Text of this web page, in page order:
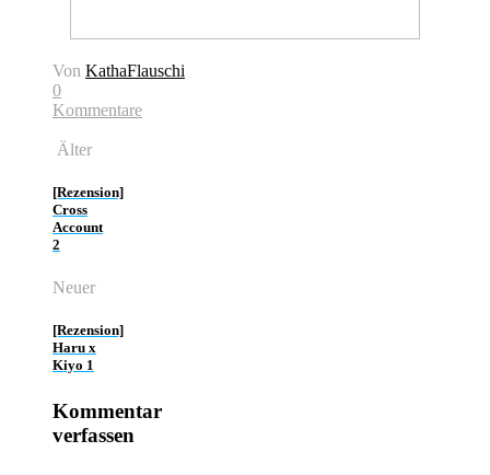
Von KathaFlauschi
0
Kommentare
Älter
[Rezension]
Cross
Account
2
Neuer
[Rezension]
Haru x
Kiyo 1
Kommentar
verfassen